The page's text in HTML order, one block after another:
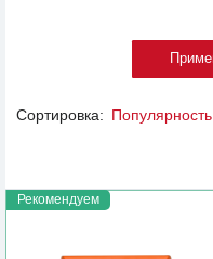
Сортировка: Популярность
Рекомендуем